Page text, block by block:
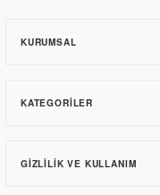
KURUMSAL
KATEGORILER
GIZLILIK VE KULLANIM